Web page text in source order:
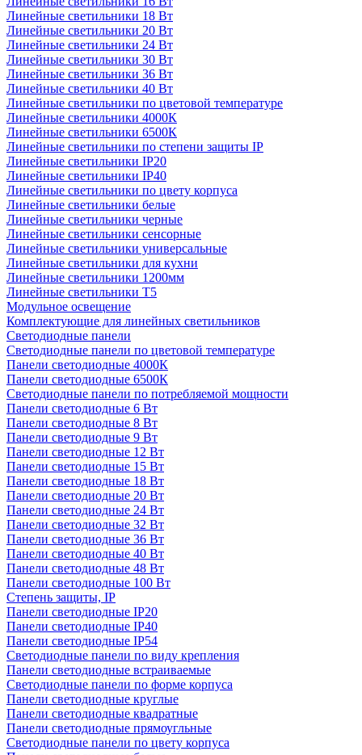
Линейные светильники 18 Вт
Линейные светильники 20 Вт
Линейные светильники 24 Вт
Линейные светильники 30 Вт
Линейные светильники 36 Вт
Линейные светильники 40 Вт
Линейные светильники по цветовой температуре
Линейные светильники 4000К
Линейные светильники 6500К
Линейные светильники по степени защиты IP
Линейные светильники IP20
Линейные светильники IP40
Линейные светильники по цвету корпуса
Линейные светильники белые
Линейные светильники черные
Линейные светильники сенсорные
Линейные светильники универсальные
Линейные светильники для кухни
Линейные светильники 1200мм
Линейные светильники Т5
Модульное освещение
Комплектующие для линейных светильников
Светодиодные панели
Светодиодные панели по цветовой температуре
Панели светодиодные 4000К
Панели светодиодные 6500К
Светодиодные панели по потребляемой мощности
Панели светодиодные 6 Вт
Панели светодиодные 8 Вт
Панели светодиодные 9 Вт
Панели светодиодные 12 Вт
Панели светодиодные 15 Вт
Панели светодиодные 18 Вт
Панели светодиодные 20 Вт
Панели светодиодные 24 Вт
Панели светодиодные 32 Вт
Панели светодиодные 36 Вт
Панели светодиодные 40 Вт
Панели светодиодные 48 Вт
Панели светодиодные 100 Вт
Степень защиты, IP
Панели светодиодные IP20
Панели светодиодные IP40
Панели светодиодные IP54
Светодиодные панели по виду крепления
Панели светодиодные встраиваемые
Светодиодные панели по форме корпуса
Панели светодиодные круглые
Панели светодиодные квадратные
Панели светодиодные прямоугльные
Светодиодные панели по цвету корпуса